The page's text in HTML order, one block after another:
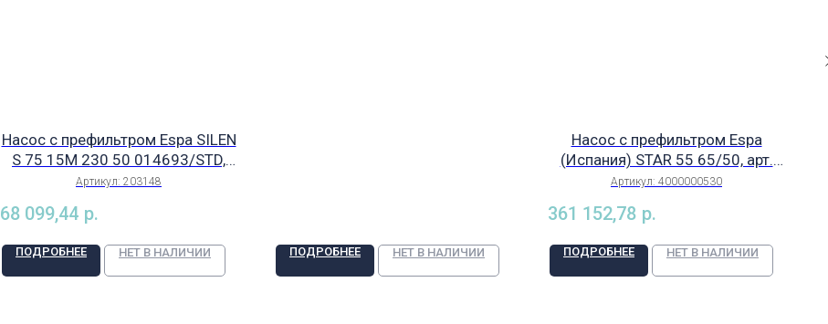
Насос с префильтром Espa SILEN
S 75 15M 230 50 014693/STD,
арт. 203148
Артикул: 203148
68 099,44 р.
ПОДРОБНЕЕ НЕТ В НАЛИЧИИ ПОДРОБНЕЕ НЕТ В НАЛИЧИИ
Насос с префильтром Espa
(Испания) STAR 55 65/50, арт.
4000000530
Артикул: 4000000530
361 152,78 р.
ПОДРОБНЕЕ НЕТ В НАЛИЧИИ